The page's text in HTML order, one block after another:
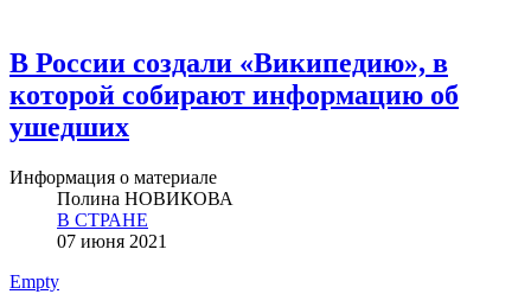
В России создали «Википедию», в
которой собирают информацию об
ушедших
Информация о материале
Полина НОВИКОВА
В СТРАНЕ
07 июня 2021
Empty